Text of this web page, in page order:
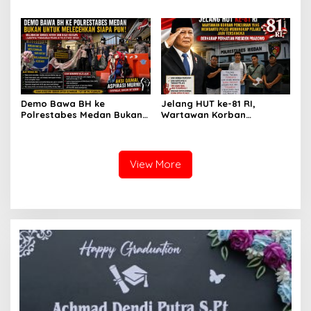
Membantu Polisi
Menangkap Maling di Toko
Usaha Keluarganya
Setelah Membantu Polisi
Menangkap Maling Atas
Atensi Ketua Komisi III DPR
RI Bapak Habiburokhman
Demo Bawa BH ke
Polrestabes Medan Bukan
Lambatnya Penanganan
Jelang HUT ke-81 RI,
Wartawan Korban
Perhatian Presiden
Prabowo
View More